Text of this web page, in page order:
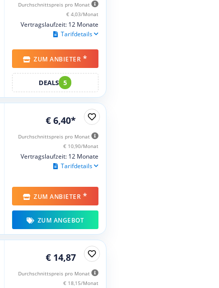
Durchschnittspreis pro Monat
€ 4,03/Monat
Vertragslaufzeit: 12 Monate
Tarifdetails
ZUM ANBIETER *
DEALS 5
€ 6,40*
Durchschnittspreis pro Monat
€ 10,90/Monat
Vertragslaufzeit: 12 Monate
Tarifdetails
ZUM ANBIETER *
ZUM ANGEBOT
€ 14,87
Durchschnittspreis pro Monat
€ 18,15/Monat